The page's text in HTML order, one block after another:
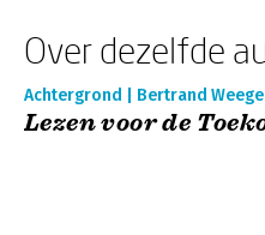
Over dezelfde
Achtergrond | Bertrand
Lezen voor de